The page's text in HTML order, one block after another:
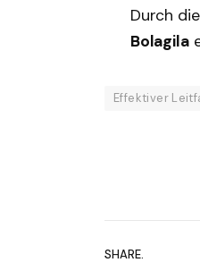
Durch
Bolagila
Effektiver
SHARE.